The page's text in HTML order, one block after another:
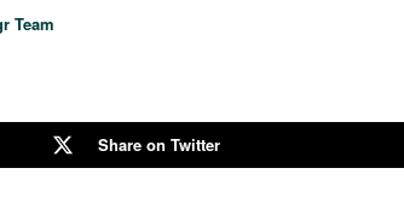
Team
Share on Twitter